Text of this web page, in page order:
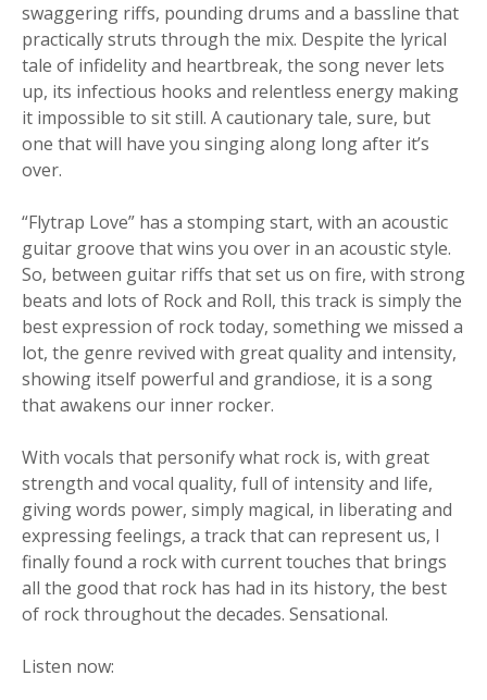
swaggering riffs, pounding drums and a bassline that
practically struts through the mix. Despite the lyrical
tale of infidelity and heartbreak, the song never lets
up, its infectious hooks and relentless energy making
it impossible to sit still. A cautionary tale, sure, but
one that will have you singing along long after it’s
over.
“Flytrap Love” has a stomping start, with an acoustic
guitar groove that wins you over in an acoustic style.
So, between guitar riffs that set us on fire, with strong
beats and lots of Rock and Roll, this track is simply the
best expression of rock today, something we missed a
lot, the genre revived with great quality and intensity,
showing itself powerful and grandiose, it is a song
that awakens our inner rocker.
With vocals that personify what rock is, with great
strength and vocal quality, full of intensity and life,
giving words power, simply magical, in liberating and
expressing feelings, a track that can represent us, I
finally found a rock with current touches that brings
all the good that rock has had in its history, the best
of rock throughout the decades. Sensational.
Listen now: